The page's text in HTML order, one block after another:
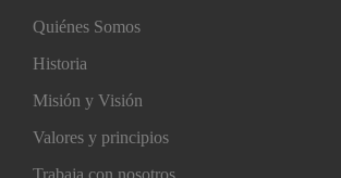
Quiénes Somos
Historia
Misión y Visión
Valores y principios
Trabaja con nosotros